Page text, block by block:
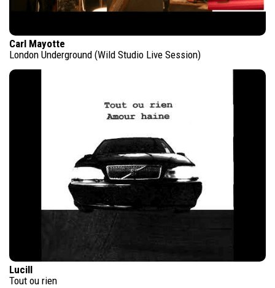
Carl Mayotte
London Underground (Wild Studio Live Session)
Lucill
Tout ou rien